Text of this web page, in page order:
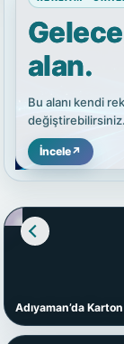
alan.
Bu alanı kendi
değiştirebilirsiniz.
İncele↗
Adıyaman’da